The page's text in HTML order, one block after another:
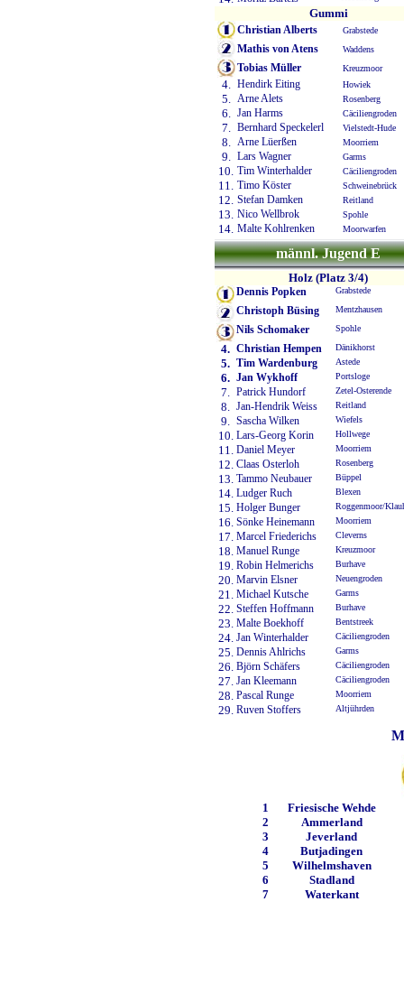
Gummi
Christian Alberts Grabstede
Mathis von Atens Waddens
Tobias Müller Kreuzmoor
4. Hendirk Eiting Howiek
5. Arne Alets Rosenberg
6. Jan Harms Cäciliengroden
7. Bernhard Speckelerl Vielstedt-Hude
8. Arne Lüerßen Moorriem
9. Lars Wagner Garms
10. Tim Winterhalder Cäciliengroden
11. Timo Köster Schweinebrück
12. Stefan Damken Reitland
13. Nico Wellbrok Spohle
14. Malte Kohlrenken Moorwarfen
männl. Jugend E
Holz (Platz 3/4)
Dennis Popken Grabstede
Christoph Büsing Mentzhausen
Nils Schomaker Spohle
4. Christian Hempen Dänikhorst
5. Tim Wardenburg Astede
6. Jan Wykhoff Portsloge
7. Patrick Hundorf Zetel-Osterende
8. Jan-Hendrik Weiss Reitland
9. Sascha Wilken Wiefels
10. Lars-Georg Korin Hollwege
11. Daniel Meyer Moorriem
12. Claas Osterloh Rosenberg
13. Tammo Neubauer Büppel
14. Ludger Ruch Blexen
15. Holger Bunger Roggenmoor/
16. Sönke Heinemann Moorriem
17. Marcel Friederichs Cleverns
18. Manuel Runge Kreuzmoor
19. Robin Helmerichs Burhave
20. Marvin Elsner Neuengroden
21. Michael Kutsche Garms
22. Steffen Hoffmann Burhave
23. Malte Boekhoff Bentstreek
24. Jan Winterhalder Cäciliengroden
25. Dennis Ahlrichs Garms
26. Björn Schäfers Cäciliengroden
27. Jan Kleemann Cäciliengroden
28. Pascal Runge Moorriem
29. Ruven Stoffers Altjührden
1
Friesische Wehde
2
Ammerland
3
Jeverland
4
Butjadingen
5
Wilhelmshaven
6
Stadland
7
Waterkant